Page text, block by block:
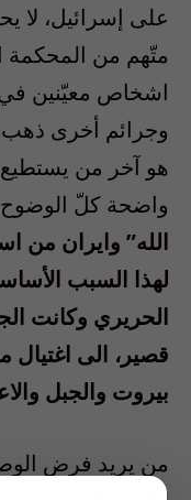
على إسرائيل، لا
متّهم من المحكمة
اشخاص معيّنين في
وجرائم أخرى ذهب
هو آخر من يستطيع
واضحة كلّ
الله” وايران من
لهذا السبب
الحريري وكانت
قصير، الى
بيروت والجبل
من يريد فرض